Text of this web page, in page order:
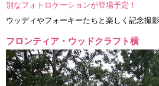
別なフォトロケーションが登場予定！
ウッディやフォーキーたちと楽しく記念撮
フロンティア・ウッドクラフト横